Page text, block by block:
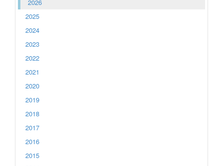
2026
2025
2024
2023
2022
2021
2020
2019
2018
2017
2016
2015